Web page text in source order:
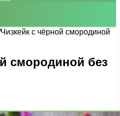
Чизкейк с чёрной смородиной
смородиной без